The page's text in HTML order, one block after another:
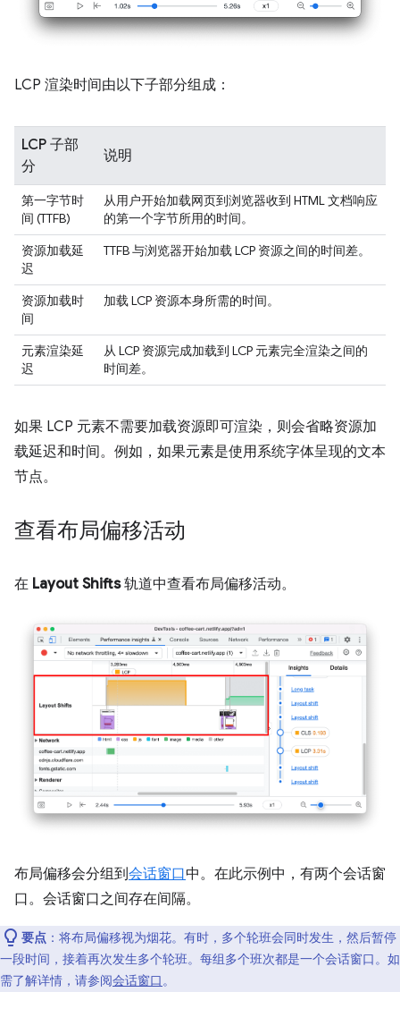
LCP 渲染时间由以下子部分组成：
LCP 子部
分
说明
第一字节时
间 (TTFB)
从用户开始加载网页到浏览器收到 HTML 文档响应
的第一个字节所用的时间。
资源加载延
迟
TTFB 与浏览器开始加载 LCP 资源之间的时间差。
资源加载时
间
加载 LCP 资源本身所需的时间。
元素渲染延
迟
从 LCP 资源完成加载到 LCP 元素完全渲染之间的
时间差。
如果 LCP 元素不需要加载资源即可渲染，则会省略资源加
载延迟和时间。例如，如果元素是使用系统字体呈现的文本
节点。
查看布局偏移活动
在 Layout Shifts轨道中查看布局偏移活动。
布局偏移会分组到会话窗口中。在此示例中，有两个会话窗
口。会话窗口之间存在间隔。
要点 ：将布局偏移视为烟花。有时，多个轮班会同时发生，然后暂停
一段时间，接着再次发生多个轮班。每组多个班次都是一个会话窗口。如
需了解详情，请参阅会话窗口。